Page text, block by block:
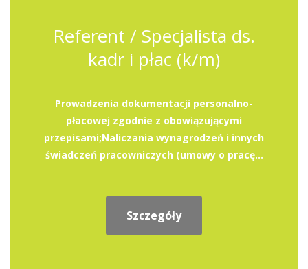
Referent / Specjalista ds.
kadr i płac (k/m)
Prowadzenia dokumentacji personalno-
płacowej zgodnie z obowiązującymi
przepisami;Naliczania wynagrodzeń i innych
świadczeń pracowniczych (umowy o pracę...
Szczegóły